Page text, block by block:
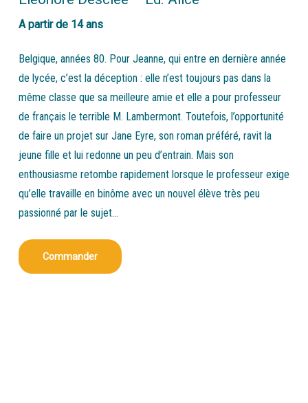
A partir de 14 ans
Belgique, années 80. Pour Jeanne, qui entre en dernière année
de lycée, c’est la déception : elle n’est toujours pas dans la
même classe que sa meilleure amie et elle a pour professeur
de français le terrible M. Lambermont. Toutefois, l’opportunité
de faire un projet sur Jane Eyre, son roman préféré, ravit la
jeune fille et lui redonne un peu d’entrain. Mais son
enthousiasme retombe rapidement lorsque le professeur exige
qu’elle travaille en binôme avec un nouvel élève très peu
passionné par le sujet…
Commander